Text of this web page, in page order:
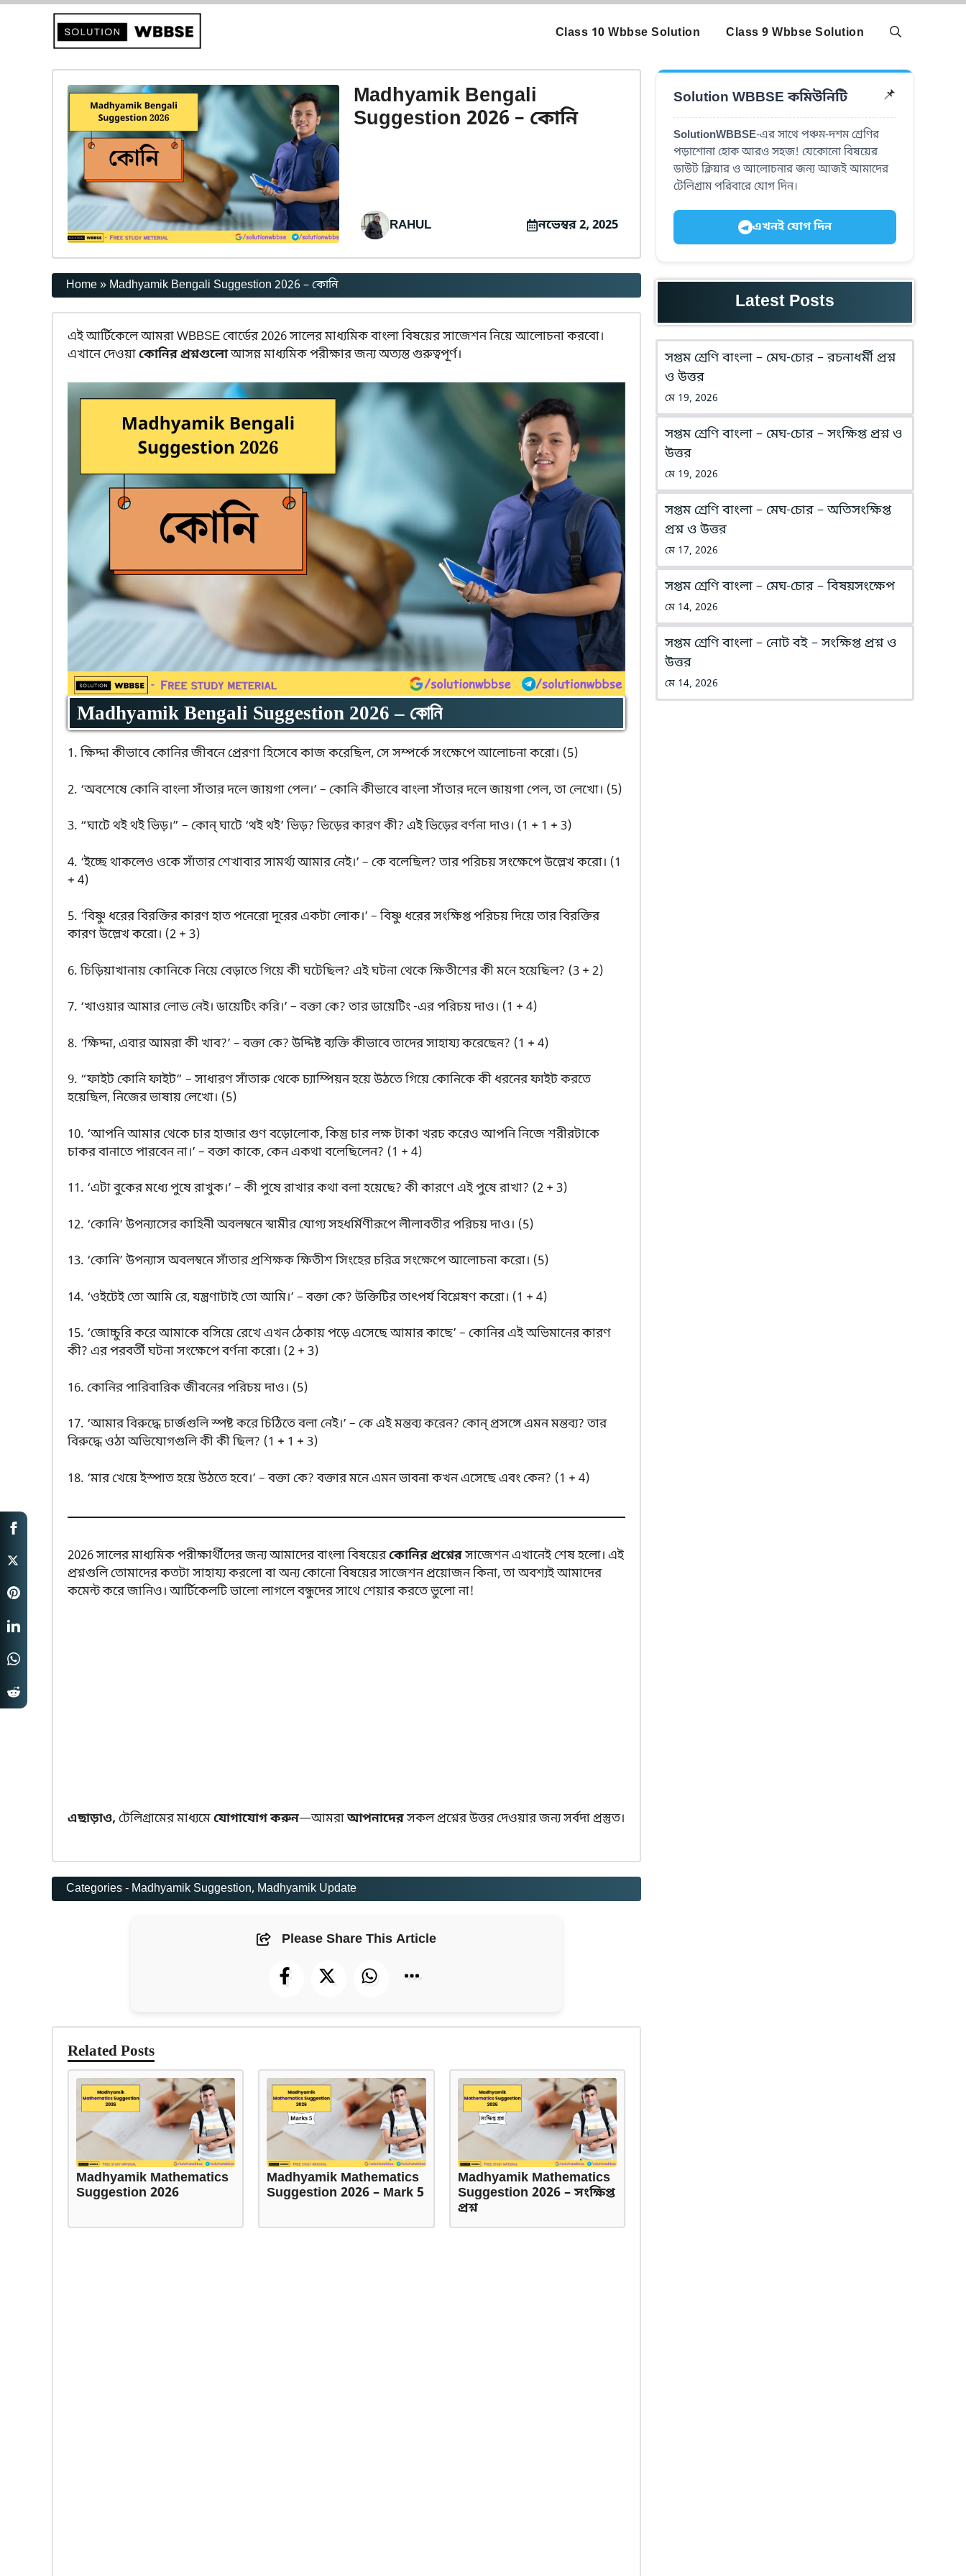
এড়িেয়
Class 10 Wbbse Solution Class 9 Wbbse Solution
Madhyamik Bengali
Suggestion 2026 – কোনি
RAHUL নভেম্বর 2, 2025
Home» Madhyamik Bengali Suggestion 2026 – কোনি
এই আর্টিকেলে আমরা WBBSE বোর্ডের 2026 সালের মাধ্যমিক বাংলা বিষয়ের সাজেশন নিয়ে আলোচনা করবো।
এখানে দেওয়াকোনির প্রশ্নগুলোআসন্ন মাধ্যমিক পরীক্ষার জন্য অত্যন্ত গুরুত্বপূর্ণ।
Madhyamik Bengali Suggestion 2026 – কোনি
1. ক্ষিদ্দা কীভাবে কোনির জীবনে প্রেরণা হিসেবে কাজ করেছিল, সে সম্পর্কে সংক্ষেপে আলোচনা করো। (5)
2. ‘অবশেষে কোনি বাংলা সাঁতার দলে জায়গা পেল।’ – কোনি কীভাবে বাংলা সাঁতার দলে জায়গা পেল, তা লেখো। (5)
3. “ঘাটে থই থই ভিড়।” – কোন্ ঘাটে ‘থই থই’ ভিড়? ভিড়ের কারণ কী? এই ভিড়ের বর্ণনা দাও। (1 + 1 + 3)
4. ‘ইচ্ছে থাকলেও ওকে সাঁতার শেখাবার সামর্থ্য আমার নেই।’ – কে বলেছিল? তার পরিচয় সংক্ষেপে উল্লেখ করো। (1
+ 4)
5. ‘বিষ্ণু ধরের বিরক্তির কারণ হাত পনেরো দূরের একটা লোক।’ – বিষ্ণু ধরের সংক্ষিপ্ত পরিচয় দিয়ে তার বিরক্তির
কারণ উল্লেখ করো। (2 + 3)
6. চিড়িয়াখানায় কোনিকে নিয়ে বেড়াতে গিয়ে কী ঘটেছিল? এই ঘটনা থেকে ক্ষিতীশের কী মনে হয়েছিল? (3 + 2)
7. ‘খাওয়ার আমার লোভ নেই। ডায়েটিং করি।’ – বক্তা কে? তার ডায়েটিং -এর পরিচয় দাও। (1 + 4)
8. ‘ক্ষিদ্দা, এবার আমরা কী খাব?’ – বক্তা কে? উদ্দিষ্ট ব্যক্তি কীভাবে তাদের সাহায্য করেছেন? (1 + 4)
9. “ফাইট কোনি ফাইট” – সাধারণ সাঁতারু থেকে চ্যাম্পিয়ন হয়ে উঠতে গিয়ে কোনিকে কী ধরনের ফাইট করতে
হয়েছিল, নিজের ভাষায় লেখো। (5)
10. ‘আপনি আমার থেকে চার হাজার গুণ বড়োলোক, কিন্তু চার লক্ষ টাকা খরচ করেও আপনি নিজে শরীরটাকে
চাকর বানাতে পারবেন না।’ – বক্তা কাকে, কেন একথা বলেছিলেন? (1 + 4)
11. ‘এটা বুকের মধ্যে পুষে রাখুক।’ – কী পুষে রাখার কথা বলা হয়েছে? কী কারণে এই পুষে রাখা? (2 + 3)
12. ‘কোনি’ উপন্যাসের কাহিনী অবলম্বনে স্বামীর যোগ্য সহধর্মিণীরূপে লীলাবতীর পরিচয় দাও। (5)
13. ‘কোনি’ উপন্যাস অবলম্বনে সাঁতার প্রশিক্ষক ক্ষিতীশ সিংহের চরিত্র সংক্ষেপে আলোচনা করো। (5)
14. ‘ওইটেই তো আমি রে, যন্ত্রণাটাই তো আমি।’ – বক্তা কে? উক্তিটির তাৎপর্য বিশ্লেষণ করো। (1 + 4)
15. ‘জোচ্চুরি করে আমাকে বসিয়ে রেখে এখন ঠেকায় পড়ে এসেছে আমার কাছে’ – কোনির এই অভিমানের কারণ
কী? এর পরবর্তী ঘটনা সংক্ষেপে বর্ণনা করো। (2 + 3)
16. কোনির পারিবারিক জীবনের পরিচয় দাও। (5)
17. ‘আমার বিরুদ্ধে চার্জগুলি স্পষ্ট করে চিঠিতে বলা নেই।’ – কে এই মন্তব্য করেন? কোন্ প্রসঙ্গে এমন মন্তব্য? তার
বিরুদ্ধে ওঠা অভিযোগগুলি কী কী ছিল? (1 + 1 + 3)
18. ‘মার খেয়ে ইস্পাত হয়ে উঠতে হবে।’ – বক্তা কে? বক্তার মনে এমন ভাবনা কখন এসেছে এবং কেন? (1 + 4)
2026 সালের মাধ্যমিক পরীক্ষার্থীদের জন্য আমাদের বাংলা বিষয়েরকোনিরপ্রশ্নেরসাজেশন এখানেই শেষ হলো। এই
প্রশ্নগুলি তোমাদের কতটা সাহায্য করলো বা অন্য কোনো বিষয়ের সাজেশন প্রয়োজন কিনা, তা অবশ্যই আমাদের
কমেন্ট করে জানিও। আর্টিকেলটি ভালো লাগলে বন্ধুদের সাথে শেয়ার করতে ভুলো না!
এছাড়াও, টেলিগ্রামের মাধ্যমেযোগাযোগ করুন—আমরাআপনাদেরসকল প্রশ্নের উত্তর দেওয়ার জন্য সর্বদা প্রস্তুত।
Categories - Madhyamik Suggestion, Madhyamik Update
Please Share This Article
Related Posts
Madhyamik Mathematics
Suggestion 2026
Madhyamik Mathematics
Suggestion 2026 – Mark 5
Madhyamik Mathematics
Suggestion 2026 – সংক্ষিপ্ত
প্রশ্ন
Solution WBBSE কমিউনিটি 📌
SolutionWBBSE-এর সাথে পঞ্চম-দশম শ্রেণির
পড়াশোনা হোক আরও সহজ! যেকোনো বিষয়ের
ডাউট ক্লিয়ার ও আলোচনার জন্য আজই আমাদের
টেলিগ্রাম পরিবারে যোগ দিন।
এখনই যোগ দিন
Latest Posts
সপ্তম শ্রেণি বাংলা – মেঘ-চোর – রচনাধর্মী প্রশ্ন
ও উত্তর
মে 19, 2026
সপ্তম শ্রেণি বাংলা – মেঘ-চোর – সংক্ষিপ্ত প্রশ্ন ও
উত্তর
মে 19, 2026
সপ্তম শ্রেণি বাংলা – মেঘ-চোর – অতিসংক্ষিপ্ত
প্রশ্ন ও উত্তর
মে 17, 2026
সপ্তম শ্রেণি বাংলা – মেঘ-চোর – বিষয়সংক্ষেপ
মে 14, 2026
সপ্তম শ্রেণি বাংলা – নোট বই – সংক্ষিপ্ত প্রশ্ন ও
উত্তর
মে 14, 2026